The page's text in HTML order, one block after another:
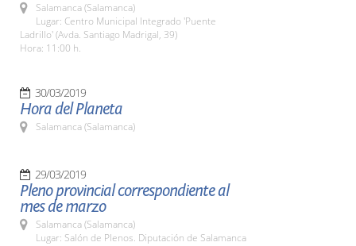
Salamanca (Salamanca)
Lugar: Centro Municipal Integrado 'Puente
Ladrillo' (Avda. Santiago Madrigal, 39)
Hora: 11:00 h.
30/03/2019
Hora del Planeta
Salamanca (Salamanca)
29/03/2019
Pleno provincial correspondiente al
mes de marzo
Salamanca (Salamanca)
Lugar: Salón de Plenos. Diputación de Salamanca